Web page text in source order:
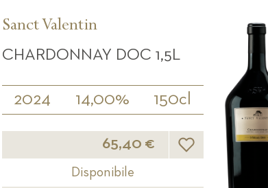
Sanct Valentin
CHARDONNAY DOC 1,5L
2024 14,00% 150cl
65,40 € Lista desideri
Disponibile